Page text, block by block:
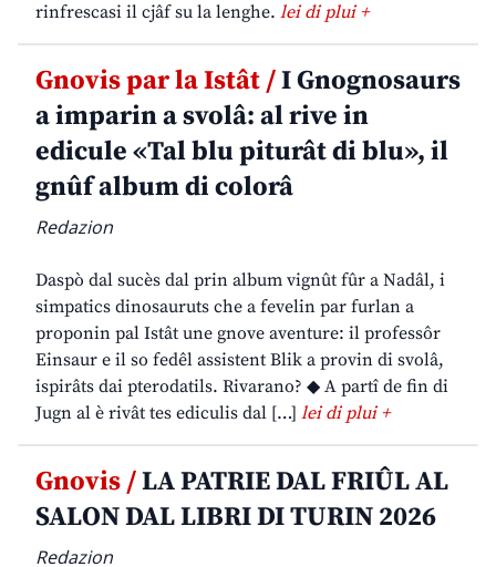
rinfrescasi il cjâf su la lenghe. lei di plui +
Gnovis par la Istât /I Gnognosaurs
a imparin a svolâ: al rive in
edicule «Tal blu piturât di blu», il
gnûf album di colorâ
Redazion
Daspò dal sucès dal prin album vignût fûr a Nadâl, i
simpatics dinosauruts che a fevelin par furlan a
proponin pal Istât une gnove aventure: il professôr
Einsaur e il so fedêl assistent Blik a provin di svolâ,
ispirâts dai pterodatils. Rivarano? ◆ A partî de fin di
Jugn al è rivât tes ediculis dal […] lei di plui +
Gnovis /LA PATRIE DAL FRIÛL AL
SALON DAL LIBRI DI TURIN 2026
Redazion